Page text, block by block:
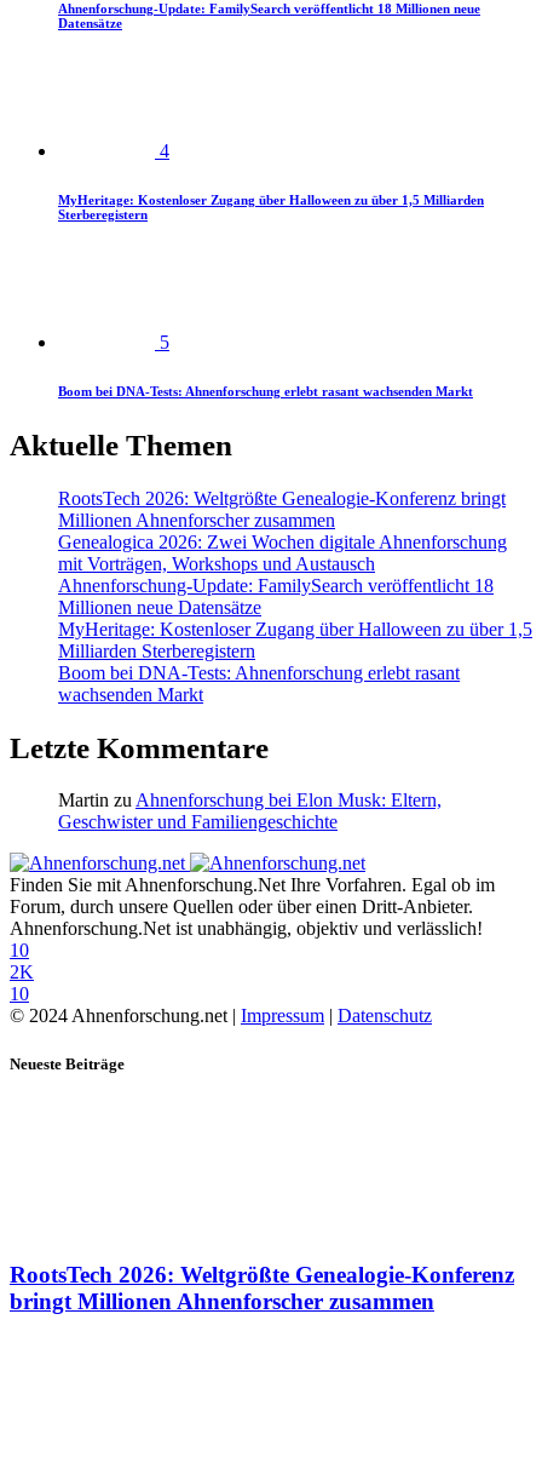
Ahnenforschung-Update: FamilySearch veröffentlicht 18 Millionen neue
Datensätze
4
MyHeritage: Kostenloser Zugang über Halloween zu über 1,5 Milliarden
Sterberegistern
5
Boom bei DNA-Tests: Ahnenforschung erlebt rasant wachsenden Markt
Aktuelle Themen
RootsTech 2026: Weltgrößte Genealogie-Konferenz bringt
Millionen Ahnenforscher zusammen
Genealogica 2026: Zwei Wochen digitale Ahnenforschung
mit Vorträgen, Workshops und Austausch
Ahnenforschung-Update: FamilySearch veröffentlicht 18
Millionen neue Datensätze
MyHeritage: Kostenloser Zugang über Halloween zu über 1,5
Milliarden Sterberegistern
Boom bei DNA-Tests: Ahnenforschung erlebt rasant
wachsenden Markt
Letzte Kommentare
Martin zuAhnenforschung bei Elon Musk: Eltern,
Geschwister und Familiengeschichte
Finden Sie mit Ahnenforschung.Net Ihre Vorfahren. Egal ob im
Forum, durch unsere Quellen oder über einen Dritt-Anbieter.
Ahnenforschung.Net ist unabhängig, objektiv und verlässlich!
10
2K
10
© 2024 Ahnenforschung.net | Impressum Datenschutz
Neueste Beiträge
RootsTech 2026: Weltgrößte Genealogie-Konferenz
bringt Millionen Ahnenforscher zusammen